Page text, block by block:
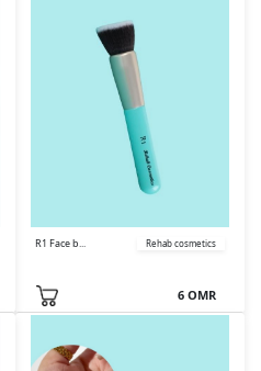
Rehab cosmetics
R1 Face b...
6 OMR